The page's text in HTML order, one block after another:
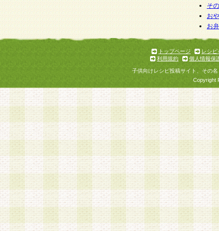
そ
お
お
トップページ
レシピ
利用規約
個人情報保
子供向けレシピ投稿サイト、その
Copyright